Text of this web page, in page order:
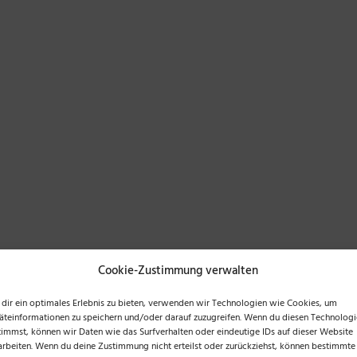
Cookie-Zustimmung verwalten
ein optimales Erlebnis zu bieten, verwenden wir Technologien wie Cookies, um
zu speichern und/oder darauf zuzugreifen. Wenn du diesen
können wir Daten wie das Surfverhalten oder eindeutige IDs auf dieser Website
Wenn du deine Zustimmung nicht erteilst oder zurückziehst, können bestimmte